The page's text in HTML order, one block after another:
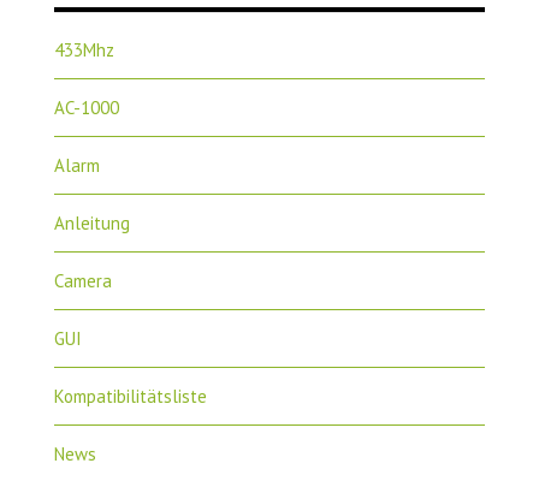
433Mhz
AC-1000
Alarm
Anleitung
Camera
GUI
Kompatibilitätsliste
News